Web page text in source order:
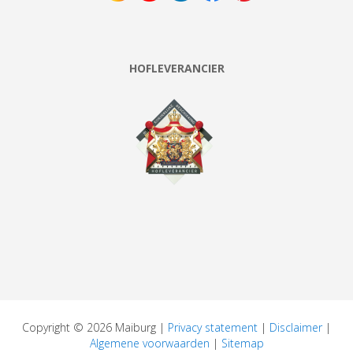
HOFLEVERANCIER
Copyright © 2026 Maiburg | Privacy statement | Disclaimer|
Algemene voorwaarden | Sitemap